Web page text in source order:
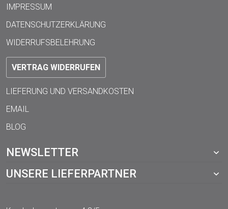
IMPRESSUM
DATENSCHUTZERKLÄRUNG
WIDERRUFSBELEHRUNG
VERTRAG WIDERRUFEN
LIEFERUNG UND VERSANDKOSTEN
EMAIL
BLOG
NEWSLETTER
UNSERE LIEFERPARTNER